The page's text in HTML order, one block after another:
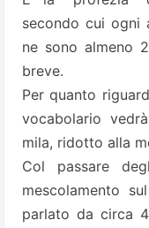
secondo cui ogni
ne sono almeno
breve.
Per quanto
vocabolario
mila, ridotto alla
Col passare
mescolamento
parlato da circa